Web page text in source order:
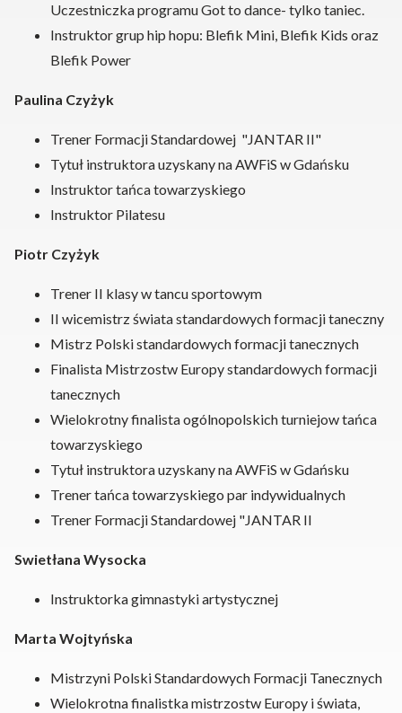
Uczestniczka programu Got to dance- tylko taniec.
Instruktor grup hip hopu: Blefik Mini, Blefik Kids oraz
Blefik Power
Paulina Czyżyk
Trener Formacji Standardowej "JANTAR II"
Tytuł instruktora uzyskany na AWFiS w Gdańsku
Instruktor tańca towarzyskiego
Instruktor Pilatesu
Piotr Czyżyk
Trener II klasy w tancu sportowym
II wicemistrz świata standardowych formacji taneczny
Mistrz Polski standardowych formacji tanecznych
Finalista Mistrzostw Europy standardowych formacji
tanecznych
Wielokrotny finalista ogólnopolskich turniejow tańca
towarzyskiego
Tytuł instruktora uzyskany na AWFiS w Gdańsku
Trener tańca towarzyskiego par indywidualnych
Trener Formacji Standardowej "JANTAR II
Swietłana Wysocka
Instruktorka gimnastyki artystycznej
Marta Wojtyńska
Mistrzyni Polski Standardowych Formacji Tanecznych
Wielokrotna finalistka mistrzostw Europy i świata,